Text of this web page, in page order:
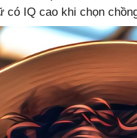
có IQ cao khi chọn